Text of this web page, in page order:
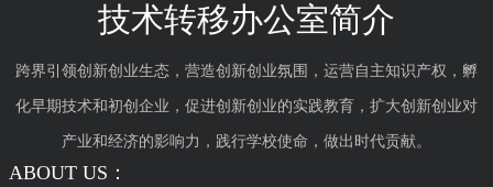
技术转移办公室简介
跨界引领创新创业生态，营造创新创业氛围，运营自主知识产权，孵
化早期技术和初创企业，促进创新创业的实践教育，扩大创新创业对
产业和经济的影响力，践行学校使命，做出时代贡献。
ABOUT US：